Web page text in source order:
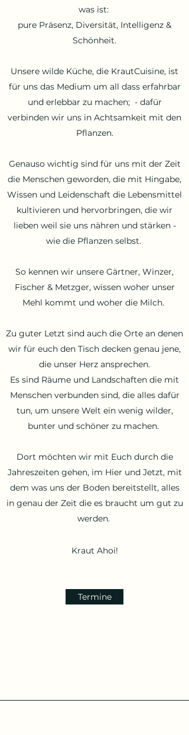
was ist:
pure Präsenz, Diversität, Intelligenz &
Schönheit.
Unsere wilde Küche, die KrautCuisine, ist
für uns das Medium um all dass erfahrbar
und erlebbar zu machen; - dafür
verbinden wir uns in Achtsamkeit mit den
Pflanzen.
Genauso wichtig sind für uns mit der Zeit
die Menschen geworden, die mit Hingabe,
Wissen und Leidenschaft die Lebensmittel
kultivieren und hervorbringen, die wir
lieben weil sie uns nähren und stärken -
wie die Pflanzen selbst.
So kennen wir unsere Gärtner, Winzer,
Fischer & Metzger, wissen woher unser
Mehl kommt und woher die Milch.
Zu guter Letzt sind auch die Orte an denen
wir für euch den Tisch decken genau jene,
die unser Herz ansprechen.
Es sind Räume und Landschaften die mit
Menschen verbunden sind, die alles dafür
tun, um unsere Welt ein wenig wilder,
bunter und schöner zu machen.
Dort möchten wir mit Euch durch die
Jahreszeiten gehen, im Hier und Jetzt, mit
dem was uns der Boden bereitstellt, alles
in genau der Zeit die es braucht um gut zu
werden.
Kraut Ahoi!
Termine